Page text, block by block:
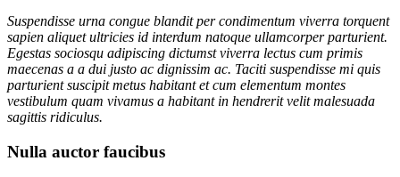
Suspendisse urna congue blandit per condimentum viverra torquent
sapien aliquet ultricies id interdum natoque ullamcorper parturient.
Egestas sociosqu adipiscing dictumst viverra lectus cum primis
maecenas a a dui justo ac dignissim ac. Taciti suspendisse mi quis
parturient suscipit metus habitant et cum elementum montes
vestibulum quam vivamus a habitant in hendrerit velit malesuada
sagittis ridiculus.
Nulla auctor faucibus